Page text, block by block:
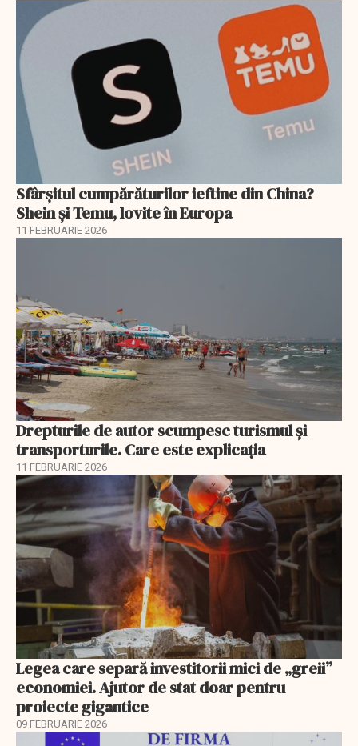
Sfârșitul cumpărăturilor ieftine din China?
Shein și Temu, lovite în Europa
11 FEBRUARIE 2026
Drepturile de autor scumpesc turismul și
transporturile. Care este explicația
11 FEBRUARIE 2026
Legea care separă investitorii mici de „greii”
economiei. Ajutor de stat doar pentru
proiecte gigantice
09 FEBRUARIE 2026